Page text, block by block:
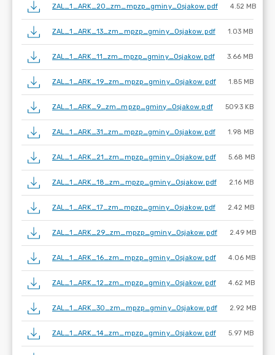
ZAL_1_ARK_20_zm_mpzp_gminy_Osjakow.pdf 4.52 MB
ZAL_1_ARK_13_zm_mpzp_gminy_Osjakow.pdf 1.03 MB
ZAL_1_ARK_11_zm_mpzp_gminy_Osjakow.pdf 3.66 MB
ZAL_1_ARK_19_zm_mpzp_gminy_Osjakow.pdf 1.85 MB
ZAL_1_ARK_9_zm_mpzp_gminy_Osjakow.pdf 509.3 KB
ZAL_1_ARK_31_zm_mpzp_gminy_Osjakow.pdf 1.98 MB
ZAL_1_ARK_21_zm_mpzp_gminy_Osjakow.pdf 5.68 MB
ZAL_1_ARK_18_zm_mpzp_gminy_Osjakow.pdf 2.16 MB
ZAL_1_ARK_17_zm_mpzp_gminy_Osjakow.pdf 2.42 MB
ZAL_1_ARK_29_zm_mpzp_gminy_Osjakow.pdf 2.49 MB
ZAL_1_ARK_16_zm_mpzp_gminy_Osjakow.pdf 4.06 MB
ZAL_1_ARK_12_zm_mpzp_gminy_Osjakow.pdf 4.62 MB
ZAL_1_ARK_30_zm_mpzp_gminy_Osjakow.pdf 2.92 MB
ZAL_1_ARK_14_zm_mpzp_gminy_Osjakow.pdf 5.97 MB